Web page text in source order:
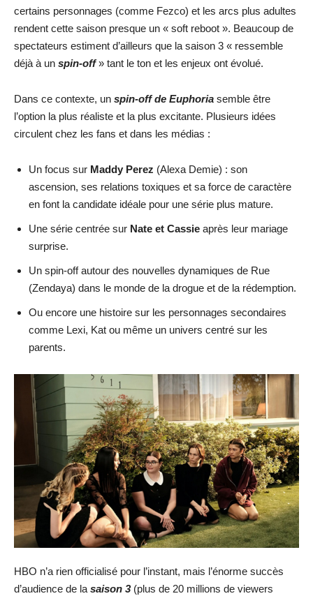
certains personnages (comme Fezco) et les arcs plus adultes
rendent cette saison presque un « soft reboot ». Beaucoup de
spectateurs estiment d’ailleurs que la saison 3 « ressemble
déjà à un spin-off» tant le ton et les enjeux ont évolué.
Dans ce contexte, un spin-off de Euphoria semble être
l’option la plus réaliste et la plus excitante. Plusieurs idées
circulent chez les fans et dans les médias :
Un focus sur Maddy Perez (Alexa Demie) : son
ascension, ses relations toxiques et sa force de caractère
en font la candidate idéale pour une série plus mature.
Une série centrée sur Nate et Cassie après leur mariage
surprise.
Un spin-off autour des nouvelles dynamiques de Rue
(Zendaya) dans le monde de la drogue et de la rédemption.
Ou encore une histoire sur les personnages secondaires
comme Lexi, Kat ou même un univers centré sur les
parents.
HBO n’a rien officialisé pour l’instant, mais l’énorme succès
d’audience de la saison 3 (plus de 20 millions de viewers